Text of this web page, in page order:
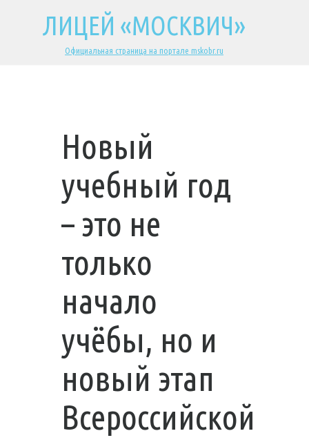
ЛИЦЕЙ «МОСКВИЧ»
Официальная страница на портале mskobr.ru
Новый
учебный год
– это не
только
начало
учёбы, но и
новый этап
Всероссийской